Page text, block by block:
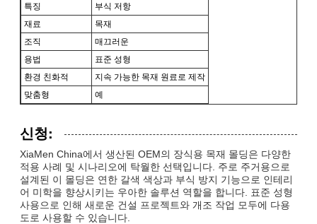
특징
부식 저항
재료
목재
조직
매끄러운
용법
표준 성형
환경 친화적
지속 가능한 목재 원료로 제작
맞춤형
예
신청:
XiaMen China에서 생산된 OEM의 장식용 목재 몰딩은 다양한
적용 사례 및 시나리오에 탁월한 선택입니다. 주로 주거용으로
설계된 이 몰딩은 연한 갈색 색상과 부식 방지 기능으로 인테리
어 미학을 향상시키는 우아한 솔루션 역할을 합니다. 표준 성형
사용으로 인해 새로운 건설 프로젝트와 개조 작업 모두에 다용
도로 사용할 수 있습니다.